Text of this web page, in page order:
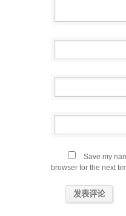
Save my
browser for the next